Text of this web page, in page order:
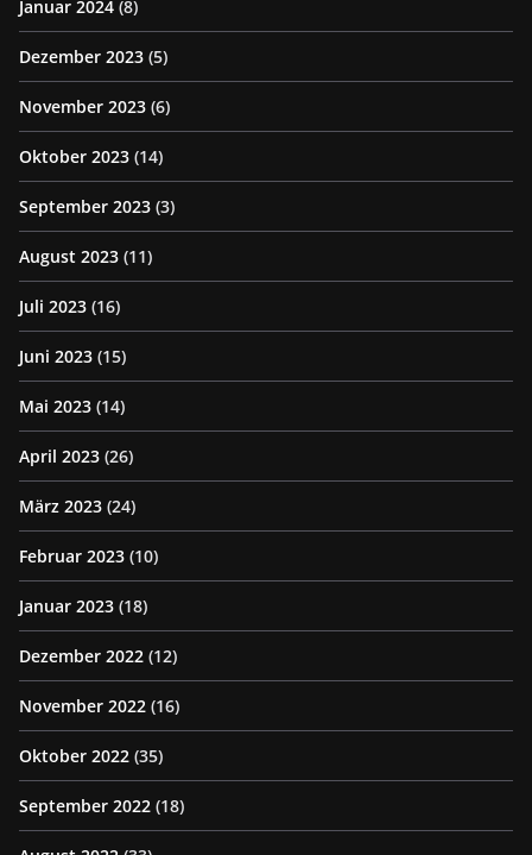
Januar 2024 (8)
Dezember 2023 (5)
November 2023 (6)
Oktober 2023 (14)
September 2023 (3)
August 2023 (11)
Juli 2023 (16)
Juni 2023 (15)
Mai 2023 (14)
April 2023 (26)
März 2023 (24)
Februar 2023 (10)
Januar 2023 (18)
Dezember 2022 (12)
November 2022 (16)
Oktober 2022 (35)
September 2022 (18)